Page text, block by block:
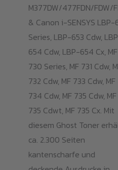
M377DW/477FDN/FDW/
& Canon i-SENSYS
Series, LBP-653 Cdw,
654 Cdw, LBP-654 Cx, MF
730 Series, MF 731 Cdw,
732 Cdw, MF 733 Cdw, MF
734 Cdw, MF 735 Cdw, MF
735 Cdwt, MF 735 Cx. Mit
diesem Ghost Toner
ca. 2.300 Seiten
kantenscharfe und